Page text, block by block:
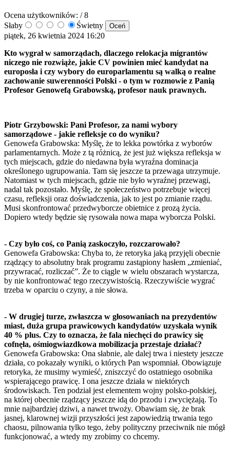
Ocena użytkowników: / 8
Słaby
Świetny
piątek, 26 kwietnia 2024 16:20
Kto wygrał w samorządach, dlaczego relokacja migrantów
niczego nie rozwiąże, jakie CV powinien mieć kandydat na
europosła i czy wybory do europarlamentu są walką o realne
zachowanie suwerenności Polski - o tym w rozmowie z Panią
Profesor Genowefą Grabowską, profesor nauk prawnych.
Piotr Grzybowski: Pani Profesor, za nami wybory
samorządowe - jakie refleksje co do wyniku?
Genowefa Grabowska: Myślę, że to lekka powtórka z wyborów
parlamentarnych. Może z tą różnicą, że jest już większa refleksja w
tych miejscach, gdzie do niedawna była wyraźna dominacja
określonego ugrupowania. Tam się jeszcze ta przewaga utrzymuje.
Natomiast w tych miejscach, gdzie nie było wyraźnej przewagi,
nadal tak pozostało. Myślę, że społeczeństwo potrzebuje więcej
czasu, refleksji oraz doświadczenia, jak to jest po zmianie rządu.
Musi skonfrontować przedwyborcze obietnice z prozą życia.
Dopiero wtedy będzie się rysowała nowa mapa wyborcza Polski.
- Czy było coś, co Panią zaskoczyło, rozczarowało?
Genowefa Grabowska: Chyba to, że retoryka jaką przyjęli obecnie
rządzący to absolutny brak programu zastąpiony hasłem „zmieniać,
przywracać, rozliczać”. Że to ciągle w wielu obszarach wystarcza,
by nie konfrontować tego rzeczywistością. Rzeczywiście wygrać
trzeba w oparciu o czyny, a nie słowa.
- W drugiej turze, zwłaszcza w głosowaniach na prezydentów
miast, duża grupa prawicowych kandydatów uzyskała wynik
40 % plus. Czy to oznacza, że fala niechęci do prawicy się
cofnęła, ośmiogwiazdkowa mobilizacja przestaje działać?
Genowefa Grabowska: Ona słabnie, ale dalej trwa i niestety jeszcze
działa, co pokazały wyniki, o których Pan wspomniał. Obowiązuje
retoryka, że musimy wymieść, zniszczyć do ostatniego osobnika
wspierającego prawicę. I ona jeszcze działa w niektórych
środowiskach. Ten podział jest elementem wojny polsko-polskiej,
na której obecnie rządzący jeszcze idą do przodu i zwyciężają. To
mnie najbardziej dziwi, a nawet trwoży. Obawiam się, że brak
jasnej, klarownej wizji przyszłości jest zapowiedzią trwania tego
chaosu, pilnowania tylko tego, żeby polityczny przeciwnik nie mógł
funkcjonować, a wtedy my zrobimy co chcemy.